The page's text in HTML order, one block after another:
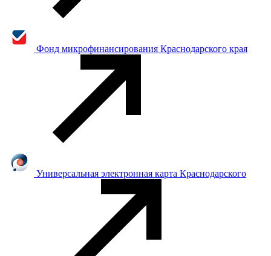
Фонд микрофинансирования Краснодарского края
Универсальная электронная карта Краснодарского